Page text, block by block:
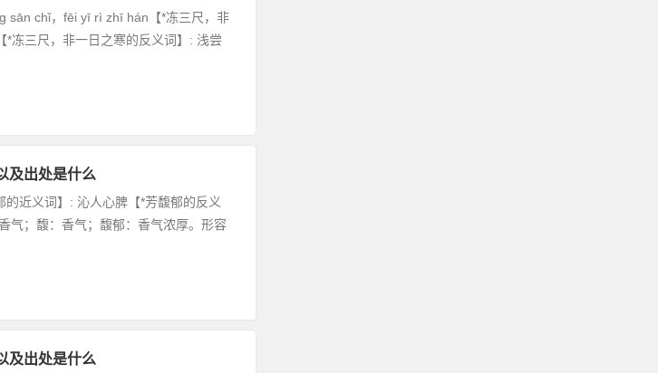
sān chǐ，fēi yī rì zhī hán【*冻三尺，非
冻三尺，非一日之寒的反义词】: 浅尝
及出处是什么
的近义词】: 沁人心脾【*芳馥郁的反义
气；馥：香气；馥郁：香气浓厚。形容
及出处是什么